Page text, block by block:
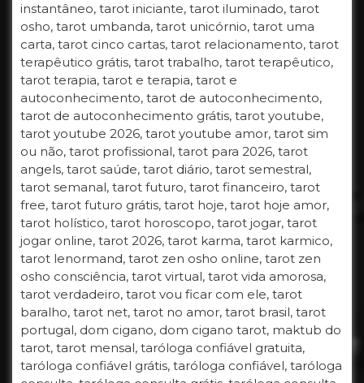
instantâneo, tarot iniciante, tarot iluminado, tarot
osho, tarot umbanda, tarot unicórnio, tarot uma
carta, tarot cinco cartas, tarot relacionamento, tarot
terapêutico grátis, tarot trabalho, tarot terapêutico,
tarot terapia, tarot e terapia, tarot e
autoconhecimento, tarot de autoconhecimento,
tarot de autoconhecimento grátis, tarot youtube,
tarot youtube 2026, tarot youtube amor, tarot sim
ou não, tarot profissional, tarot para 2026, tarot
angels, tarot saúde, tarot diário, tarot semestral,
tarot semanal, tarot futuro, tarot financeiro, tarot
free, tarot futuro grátis, tarot hoje, tarot hoje amor,
tarot holístico, tarot horoscopo, tarot jogar, tarot
jogar online, tarot 2026, tarot karma, tarot karmico,
tarot lenormand, tarot zen osho online, tarot zen
osho consciência, tarot virtual, tarot vida amorosa,
tarot verdadeiro, tarot vou ficar com ele, tarot
baralho, tarot net, tarot no amor, tarot brasil, tarot
portugal, dom cigano, dom cigano tarot, maktub do
tarot, tarot mensal, taróloga confiável gratuita,
taróloga confiável grátis, taróloga confiável, taróloga